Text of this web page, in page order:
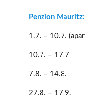
Penzion Mauritz:
1.7. – 10.7.
10.7. – 17.7
7.8. – 14.8.
27.8. – 17.9.